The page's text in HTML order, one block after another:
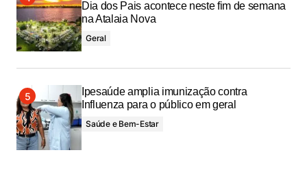
Dia dos Pais acontece neste fim de semana
na Atalaia Nova
Geral
Ipesaúde amplia imunização contra
Influenza para o público em geral
Saúde e Bem-Estar